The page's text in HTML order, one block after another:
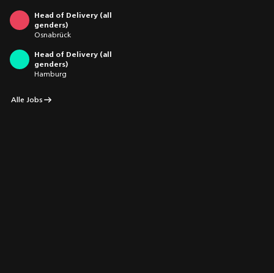
Head of Delivery (all
genders)
Osnabrück
Head of Delivery (all
genders)
Hamburg
Alle Jobs